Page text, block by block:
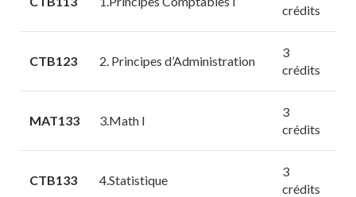
crédits
CTB123 2. Principes d’Administration
3
crédits
MAT133 3.Math I
3
crédits
CTB133 4.Statistique
3
crédits